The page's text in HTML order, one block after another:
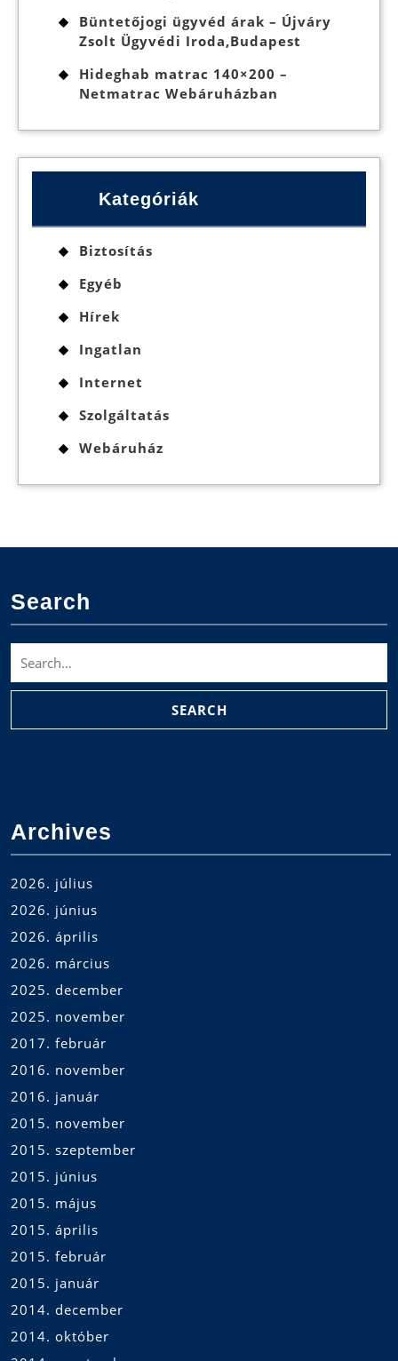
Büntetőjogi ügyvéd árak – Újváry
Zsolt Ügyvédi Iroda,Budapest
Hideghab matrac 140×200 –
Netmatrac Webáruházban
Kategóriák
Biztosítás
Egyéb
Hírek
Ingatlan
Internet
Szolgáltatás
Webáruház
Search
for:
Archives
2026. július
2026. június
2026. április
2026. március
2025. december
2025. november
2017. február
2016. november
2016. január
2015. november
2015. szeptember
2015. június
2015. május
2015. április
2015. február
2015. január
2014. december
2014. október